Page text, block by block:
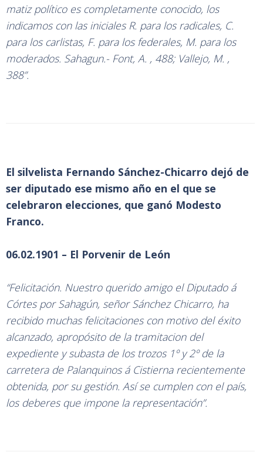
matiz político es completamente conocido, los
indicamos con las iniciales R. para los radicales, C.
para los carlistas, F. para los federales, M. para los
moderados. Sahagun.- Font, A. , 488; Vallejo, M. ,
388”.
El silvelista Fernando Sánchez-Chicarro dejó de
ser diputado ese mismo año en el que se
celebraron elecciones, que ganó Modesto
Franco.
06.02.1901 – El Porvenir de León
“Felicitación. Nuestro querido amigo el Diputado á
Córtes por Sahagún, señor Sánchez Chicarro, ha
recibido muchas felicitaciones con motivo del éxito
alcanzado, apropósito de la tramitacion del
expediente y subasta de los trozos 1º y 2º de la
carretera de Palanquinos á Cistierna recientemente
obtenida, por su gestión. Así se cumplen con el país,
los deberes que impone la representación”.